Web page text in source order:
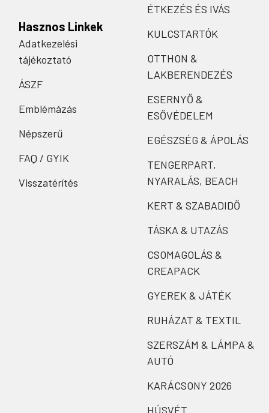
Hasznos Linkek
Adatkezelési
tájékoztató
ÁSZF
Emblémázás
Népszerű
FAQ / GYIK
Visszatérítés
ÉTKEZÉS ÉS IVÁS
KULCSTARTÓK
OTTHON &
LAKBERENDEZÉS
ESERNYŐ &
ESŐVÉDELEM
EGÉSZSÉG & ÁPOLÁS
TENGERPART,
NYARALÁS, BEACH
KERT & SZABADIDŐ
TÁSKA & UTAZÁS
CSOMAGOLÁS &
CREAPACK
GYEREK & JÁTÉK
RUHÁZAT & TEXTIL
SZERSZÁM & LÁMPA &
AUTÓ
KARÁCSONY 2026
HÚSVÉT